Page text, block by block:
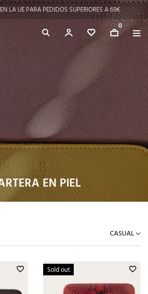
LA UE PARA PEDIDOS SUPERIORES A 69€
0
EN PIEL
CASUAL
favorite_border favorite_border
Sold out